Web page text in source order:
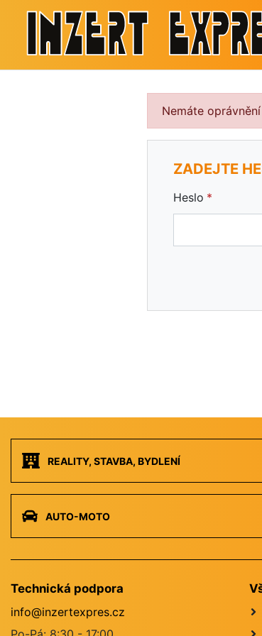
Nemáte
ZADEJTE
Heslo
REALITY, STAVBA, BYDLENÍ
AUTO-MOTO
Technická podpora
info@inzertexpres.cz